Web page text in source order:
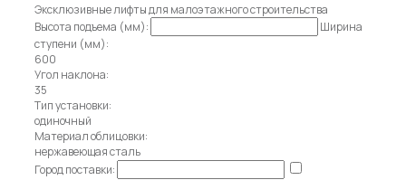
Эксклюзивные лифты для малоэтажного строительства
Высота подъема (мм):
Ширина
ступени (мм):
600
Угол наклона:
35
Тип установки:
одиночный
Материал облицовки:
нержавеющая сталь
Город поставки: